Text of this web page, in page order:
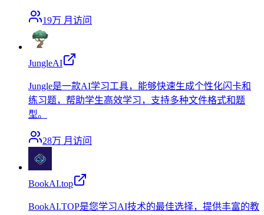
19万 月访问
JungleAI
Jungle是一款AI学习工具，能够快速生成个性化闪卡和
练习题，帮助学生高效学习，支持多种文件格式和题
型。
28万 月访问
BookAI.top
BookAI.TOP是您学习AI技术的最佳选择，提供丰富的教